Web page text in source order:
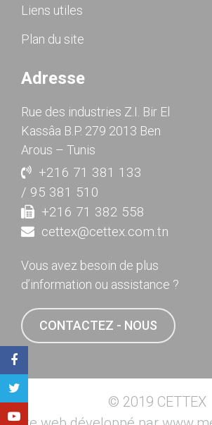
Liens utiles
Plan du site
Adresse
Rue des industries Z.I. Bir El
Kassâa B.P. 279 2013 Ben
Arous – Tunis
+216 71 381 133
/ 95 381 510
+216 71 382 558
cettex@cettex.com.tn
Vous avez besoin de plus
d’information ou assistance ?
CONTACTEZ - NOUS
© 2019 CETTEX